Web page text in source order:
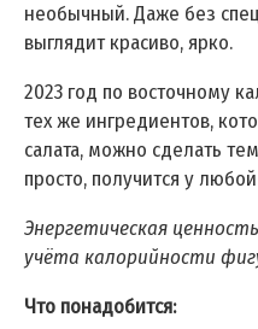
необычный. Даже без
выглядит красиво, ярко.
2023 год по восточному
тех же ингредиентов,
салата, можно сделать
просто, получится у
Энергетическая
учёта калорийности
Что понадобится: